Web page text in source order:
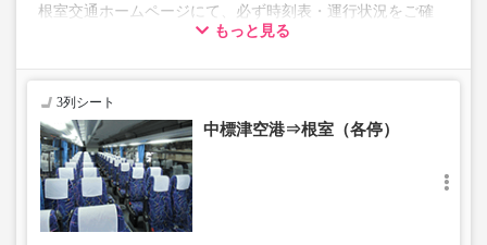
根室交通ホームページにて、必ず時刻表・運行状況をご確
もっと見る
3列シート
中標津空港⇒根室（各停）